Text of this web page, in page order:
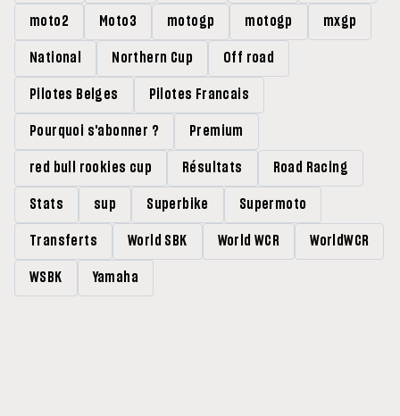
moto2 Moto3 motogp motogp mxgp
National Northern Cup Off road
Pilotes Belges Pilotes Francais
Pourquoi s'abonner ? Premium
red bull rookies cup Résultats Road Racing
Stats sup Superbike Supermoto
Transferts World SBK World WCR WorldWCR
WSBK Yamaha